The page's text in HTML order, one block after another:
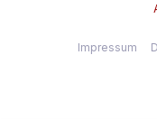
Impressum